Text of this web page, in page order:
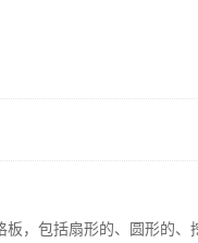
，包括扇形的、圆形的、